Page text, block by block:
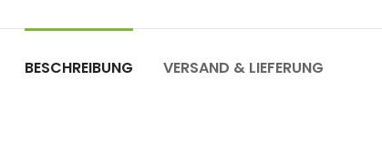
BESCHREIBUNG VERSAND & LIEFERUNG